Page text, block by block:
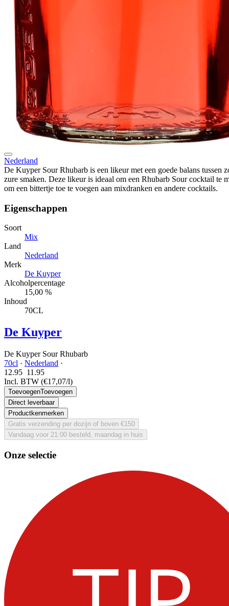
Nederland
De Kuyper Sour Rhubarb is een likeur met een goede balans tussen
zure smaken. Deze likeur is ideaal om een Rhubarb Sour cocktail te
om een bittertje toe te voegen aan mixdranken en andere cocktails.
Eigenschappen
Soort
Mix
Land
Nederland
Merk
De Kuyper
Alcoholpercentage
15,00 %
Inhoud
70CL
De Kuyper
De Kuyper Sour Rhubarb
70cl · Nederland ·
12.95 11.95
Incl. BTW (€17,07/l)
ToevoegenToevoegen
Direct leverbaar
Productkenmerken
Gratis verzending per dozijn of boven €150
Vandaag voor 21:00 besteld, maandag in huis
Onze selectie